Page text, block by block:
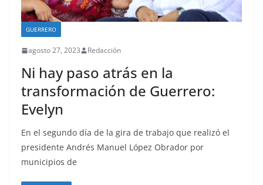
GUERRERO
agosto 27, 2023 Redacción
Ni hay paso atrás en la
transformación de Guerrero:
Evelyn
En el segundo día de la gira de trabajo que realizó el
presidente Andrés Manuel López Obrador por
municipios de